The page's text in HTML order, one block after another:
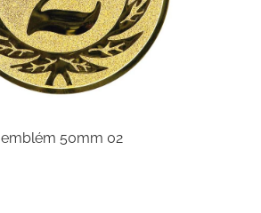
emblém 50mm 02